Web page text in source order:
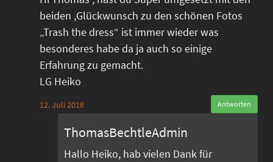
beiden ,Glückwunsch zu den schönen Fotos
„Trash the dress“ ist immer wieder was
besonderes habe da ja auch so einige
Erfahrung zu gemacht.
LG Heiko
12. Juli 2016 Antworten
ThomasBechtleAdmin
Hallo Heiko, hab vielen Dank für